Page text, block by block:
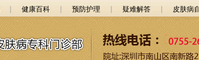
| 健康百科 | 预防护理 | 疑难解答 | 皮肤病